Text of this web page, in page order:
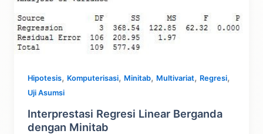
Hipotesis, Komputerisasi, Minitab, Multivariat, Regresi,
Uji Asumsi
Interprestasi Regresi Linear Berganda
dengan Minitab